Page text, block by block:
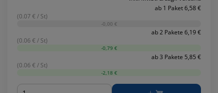
ab 1 Paket 6,58 €
(0.07 € / St)
-0,00 €
ab 2 Pakete 6,19 €
(0.06 € / St)
-0,79 €
ab 3 Pakete 5,85 €
(0.06 € / St)
-2,18 €
Menge